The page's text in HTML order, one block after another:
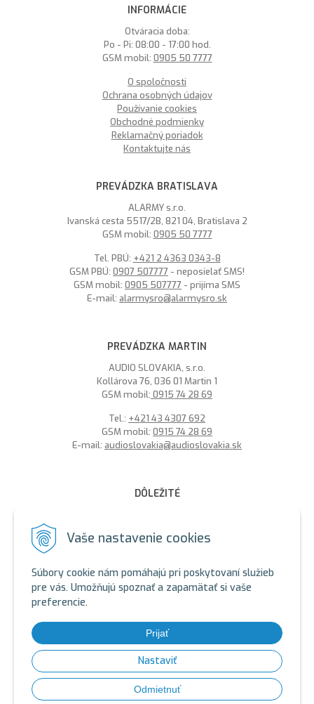
Vaše nastavenie cookies
Súbory cookie nám pomáhajú pri poskytovaní služieb
pre vás. Umožňujú spoznať a zapamätať si vaše
preferencie.
Prijať
Nastaviť
Odmietnuť
INFORMÁCIE
Otváracia doba:
Po - Pi: 08:00 - 17:00 hod.
GSM mobil: 0905 50 7777
O spoločnosti
Ochrana osobných údajov
Používanie cookies
Obchodné podmienky
Reklamačný poriadok
Kontaktujte nás
PREVÁDZKA BRATISLAVA
ALARMY s.r.o.
Ivanská cesta 5517/2B, 821 04, Bratislava 2
GSM mobil: 0905 50 7777
Tel. PBÚ: +421 2 4363 0343-8
GSM PBÚ: 0907 507777 - neposielať SMS!
GSM mobil: 0905 507777 - prijíma SMS
E-mail: alarmysro@alarmysro.sk
PREVÁDZKA MARTIN
AUDIO SLOVAKIA, s.r.o.
Kollárova 76, 036 01 Martin 1
GSM mobil: 0915 74 28 69
Tel.: +421 43 4307 692
GSM mobil: 0915 74 28 69
E-mail: audioslovakia@audioslovakia.sk
DÔLEŽITÉ
Sme členmi spoločenstva SEWA, zabezpečujeme likvidáciu
sú zahrnuté v cene produktov.
SEWA - AUDIOSLOVAKIA s.r.o.
SEWA: https://www.sewa.sk/
© 2026 Bezpečnostné systémy, Jablotron, Hikvision kamery,
vratniky, gsm, magnety •tvorba eshopu cez UNIobchod,